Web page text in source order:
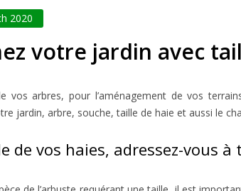
2020
votre jardin avec
vos arbres, pour l’aménagement de vos
jardin, arbre, souche, taille de haie et aussi le
de vos haies, adressez-vous à